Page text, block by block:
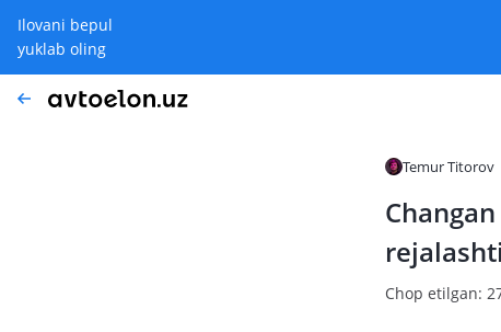
Ilovani bepul
yuklab oling
Temur Titorov
Chop etilgan: